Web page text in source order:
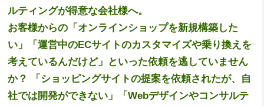
ルティングが得意な会社様へ。
お客様からの「 オンラインショップを新規構築した
い 」「 運営中のECサイトのカスタマイズや乗り換えを
考えているんだけど」といった依頼を逃していません
か？ 「 ショッピングサイトの提案を依頼されたが、自
社では開発ができない 」「 Webデザインやコンサルテ